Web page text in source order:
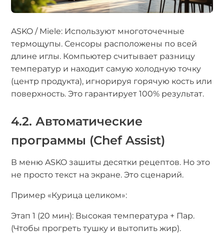
ASKO / Miele: Используют многоточечные
термощупы. Сенсоры расположены по всей
длине иглы. Компьютер считывает разницу
температур и находит самую холодную точку
(центр продукта), игнорируя горячую кость или
поверхность. Это гарантирует 100% результат.
4.2. Автоматические
программы (Chef Assist)
В меню ASKO зашиты десятки рецептов. Но это
не просто текст на экране. Это сценарий.
Пример «Курица целиком»:
Этап 1 (20 мин): Высокая температура + Пар.
(Чтобы прогреть тушку и вытопить жир).